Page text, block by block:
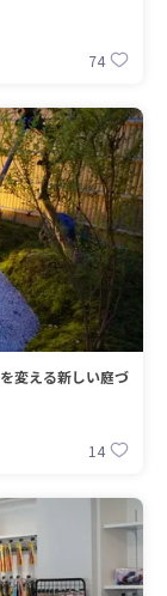
74
変える新しい庭づ
14